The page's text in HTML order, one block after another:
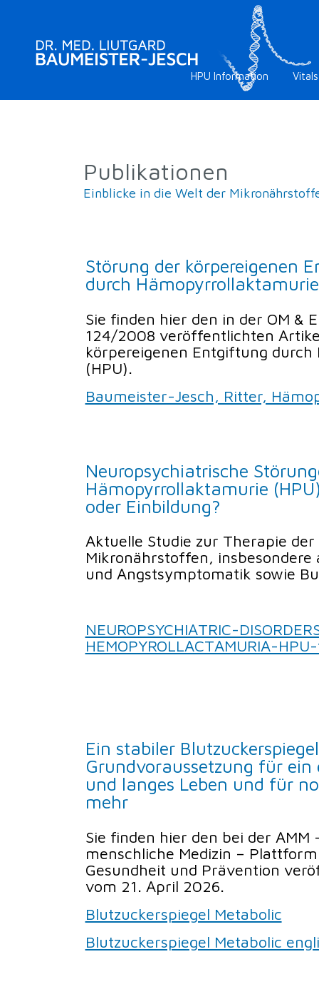
HPU Information
Publikationen
Einblicke in die Welt der
Störung der körpereigenen
durch
Sie finden hier den in der OM &
124/2008 veröffentlichten
körpereigenen Entgiftung
(HPU).
Baumeister-Jesch, Ritter,
Neuropsychiatrische
Hämopyrrollaktamurie
oder Einbildung?
Aktuelle Studie zur Therapie der
Mikronährstoffen, insbesondere
und Angstsymptomatik sowie
NEUROPSYCHIATRIC-
HEMOPYROLLACTAMURIA-
Ein stabiler
Grundvoraussetzung für ein
und langes Leben und für
mehr
Sie finden hier den bei der AMM
menschliche Medizin –
Gesundheit und Prävention
vom 21. April 2026.
Blutzuckerspiegel Metabolic
Blutzuckerspiegel Metabolic